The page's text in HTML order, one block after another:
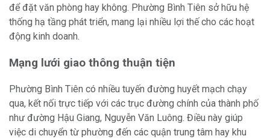
để đặt văn phòng hay không. Phường Bình Tiên sở hữu hệ
thống hạ tầng phát triển, mang lại nhiều lợi thế cho các hoạt
động kinh doanh.
Mạng lưới giao thông thuận tiện
Phường Bình Tiên có nhiều tuyến đường huyết mạch chạy
qua, kết nối trực tiếp với các trục đường chính của thành phố
như đường Hậu Giang, Nguyễn Văn Luông. Điều này giúp
việc di chuyển từ phường đến các quận trung tâm hay khu